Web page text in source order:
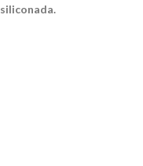
siliconada.